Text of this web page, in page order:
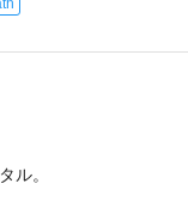
ル。